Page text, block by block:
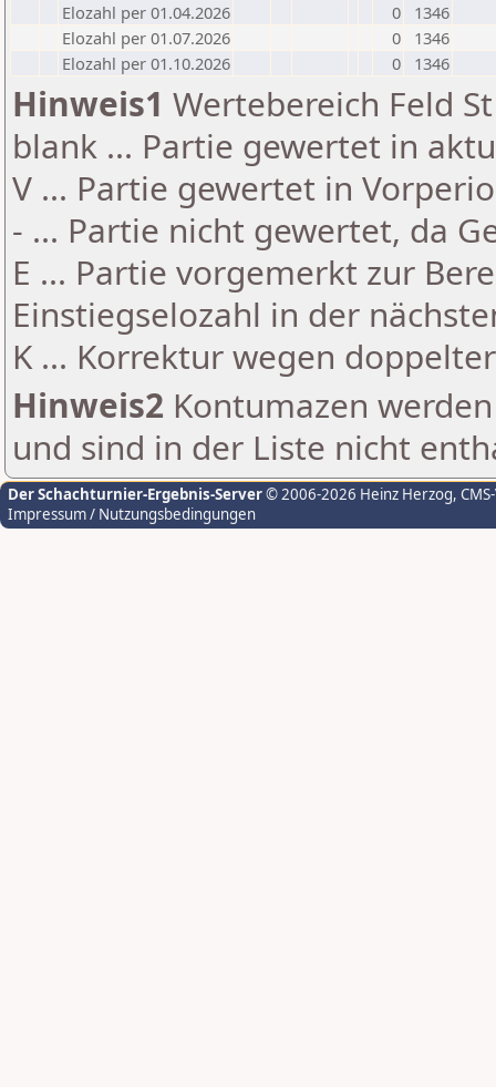
Elozahl per 01.04.2026
0
1346
Elozahl per 01.07.2026
0
1346
Elozahl per 01.10.2026
0 1346
Hinweis1 Wertebereich Feld
blank ... Partie gewertet in
V ... Partie gewertet in
- ... Partie nicht gewertet, da
E ... Partie vorgemerkt zur
Einstiegselozahl in der
K ... Korrektur wegen
Hinweis2 Kontumazen
und sind in der Liste nicht
Der Schachturnier-Ergebnis-Server© 2006-2026 Heinz Herzog,
Impressum / Nutzungsbedingungen